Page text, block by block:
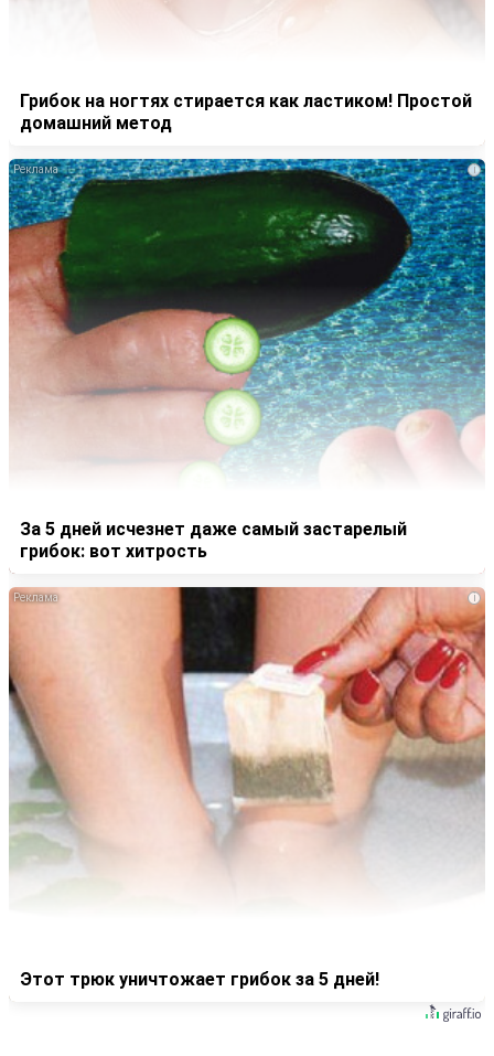
Грибок на ногтях стирается как ластиком! Простой
домашний метод
i
За 5 дней исчезнет даже самый застарелый
грибок: вот хитрость
i
Этот трюк уничтожает грибок за 5 дней!